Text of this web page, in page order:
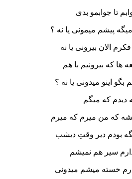
تا جوابمو بدی
پیشم میمونی یا نه ؟
الان بیرونی یا نه
ها که بیرونیم با هم
بگو اینو میدونی یا نه ؟
دیدم که میگم
که من میرم که میرم
بودم دیر وقتِ دیشب
دارم سیر هم نمیشم
خسته میشم میدونی